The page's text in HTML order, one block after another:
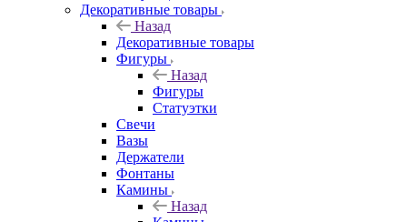
Декоративные товары
Назад
Декоративные товары
Фигуры
Назад
Фигуры
Статуэтки
Свечи
Вазы
Держатели
Фонтаны
Камины
Назад